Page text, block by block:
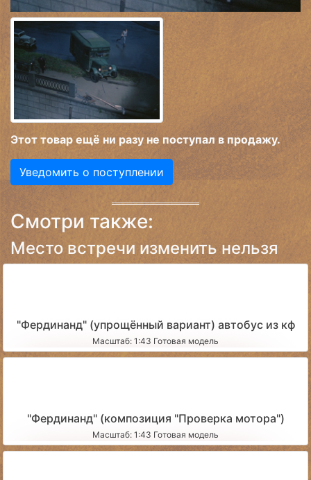
Этот товар ещё ни разу не поступал в продажу.
Уведомить о поступлении
Смотри также:
Место встречи изменить нельзя
"Фердинанд" (упрощённый вариант) автобус из кф
Масштаб: 1:43 Готовая модель
"Фердинанд" (композиция "Проверка мотора")
Масштаб: 1:43 Готовая модель